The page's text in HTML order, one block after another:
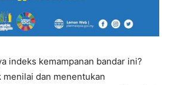
indeks kemampanan bandar ini?
dan menentukan